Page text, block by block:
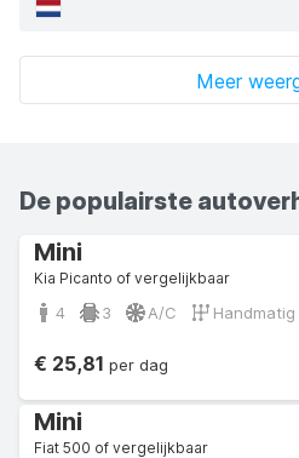
Meer
De populairste
Mini
Kia Picanto of vergelijkbaar
4 3 A/C Handmatig
€ 25,81 per dag
Mini
Fiat 500 of vergelijkbaar